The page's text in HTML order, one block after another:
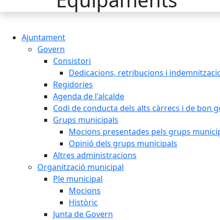
Ajuntament
Govern
Consistori
Dedicacions, retribucions i
Regidories
Agenda de l'alcalde
Codi de conducta dels alts càrrecs i de bon
Grups municipals
Mocions presentades pels grups
Opinió dels grups municipals
Altres administracions
Organització municipal
Ple municipal
Mocions
Històric
Junta de Govern